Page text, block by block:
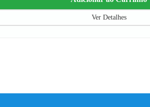
Ver Detalhes